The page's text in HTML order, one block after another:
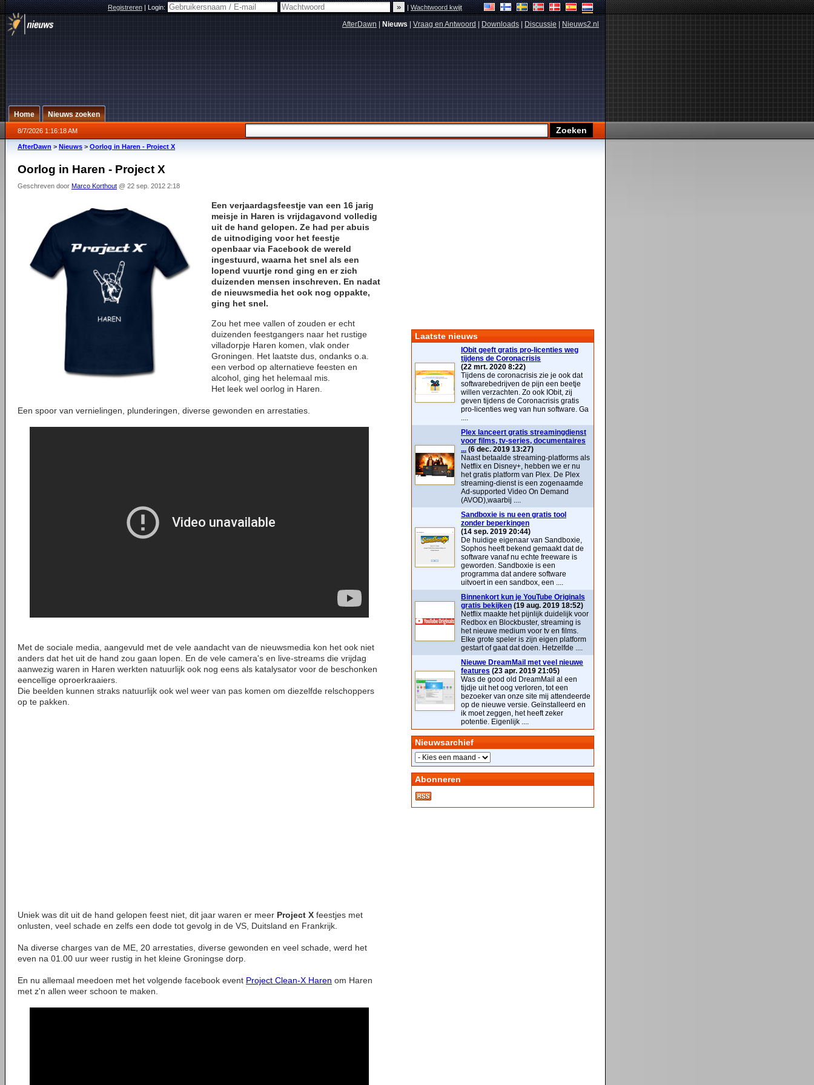
Registreren|Login: |Wachtwoord kwijt
AfterDawn Nieuws Vraag en Antwoord Downloads Discussie Nieuws2.nl
Home Nieuws zoeken
8/7/2026 1:16:18 AM
AfterDawn > Nieuws > Oorlog in Haren - Project X
Oorlog in Haren - Project X
Geschreven door Marco Korthout @ 22 sep. 2012 2:18
Een verjaardagsfeestje van een 16 jarig
meisje in Haren is vrijdagavond volledig
uit de hand gelopen. Ze had per abuis
de uitnodiging voor het feestje
openbaar via Facebook de wereld
ingestuurd, waarna het snel als een
lopend vuurtje rond ging en er zich
duizenden mensen inschreven. En nadat
de nieuwsmedia het ook nog oppakte,
ging het snel.
Zou het mee vallen of zouden er echt
duizenden feestgangers naar het rustige
villadorpje Haren komen, vlak onder
Groningen. Het laatste dus, ondanks o.a.
een verbod op alternatieve feesten en
alcohol, ging het helemaal mis.
Het leek wel oorlog in Haren.
Een spoor van vernielingen, plunderingen, diverse gewonden en arrestaties.
Met de sociale media, aangevuld met de vele aandacht van de nieuwsmedia kon het ook niet
anders dat het uit de hand zou gaan lopen. En de vele camera's en live-streams die vrijdag
aanwezig waren in Haren werkten natuurlijk ook nog eens als katalysator voor de beschonken
eencellige oproerkraaiers.
Die beelden kunnen straks natuurlijk ook wel weer van pas komen om diezelfde relschoppers
op te pakken.
Uniek was dit uit de hand gelopen feest niet, dit jaar waren er meer Project X feestjes met
onlusten, veel schade en zelfs een dode tot gevolg in de VS, Duitsland en Frankrijk.
Na diverse charges van de ME, 20 arrestaties, diverse gewonden en veel schade, werd het
even na 01.00 uur weer rustig in het kleine Groningse dorp.
En nu allemaal meedoen met het volgende facebook event Project Clean-X Haren om Haren
met z'n allen weer schoon te maken.
Laatste nieuws
IObit geeft gratis pro-licenties weg
tijdens de Coronacrisis
(22 mrt. 2020 8:22)
Tijdens de coronacrisis zie je ook dat
softwarebedrijven de pijn een beetje
willen verzachten. Zo ook IObit, zij
geven tijdens de Coronacrisis gratis
pro-licenties weg van hun software. Ga
....
Plex lanceert gratis streamingdienst
voor films, tv-series, documentaires
... (6 dec. 2019 13:27)
Naast betaalde streaming-platforms als
Netflix en Disney+, hebben we er nu
het gratis platform van Plex. De Plex
streaming-dienst is een zogenaamde
Ad-supported Video On Demand
(AVOD),waarbij ....
Sandboxie is nu een gratis tool
zonder beperkingen
(14 sep. 2019 20:44)
De huidige eigenaar van Sandboxie,
Sophos heeft bekend gemaakt dat de
software vanaf nu echte freeware is
geworden. Sandboxie is een
programma dat andere software
uitvoert in een sandbox, een ....
Binnenkort kun je YouTube Originals
gratis bekijken (19 aug. 2019 18:52)
Netflix maakte het pijnlijk duidelijk voor
Redbox en Blockbuster, streaming is
het nieuwe medium voor tv en films.
Elke grote speler is zijn eigen platform
gestart of gaat dat doen. Hetzelfde ....
Nieuwe DreamMail met veel nieuwe
features (23 apr. 2019 21:05)
Was de good old DreamMail al een
tijdje uit het oog verloren, tot een
bezoeker van onze site mij attendeerde
op de nieuwe versie. Geïnstalleerd en
ik moet zeggen, het heeft zeker
potentie. Eigenlijk ....
Nieuwsarchief
Abonneren